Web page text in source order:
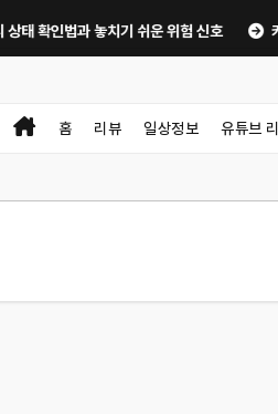
치기 쉬운 위험 신호 커넥티드카 해
홈 리뷰 일상정보 유튜브